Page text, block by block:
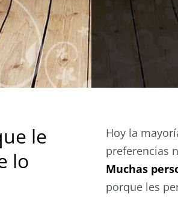
le
lo
Hoy la
preferencias
Muchas
porque les